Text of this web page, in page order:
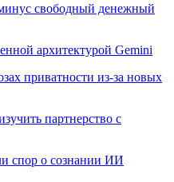
свободный денежный
архитектурой Gemini
приватности из-за новых
партнерство с
спор о сознании ИИ